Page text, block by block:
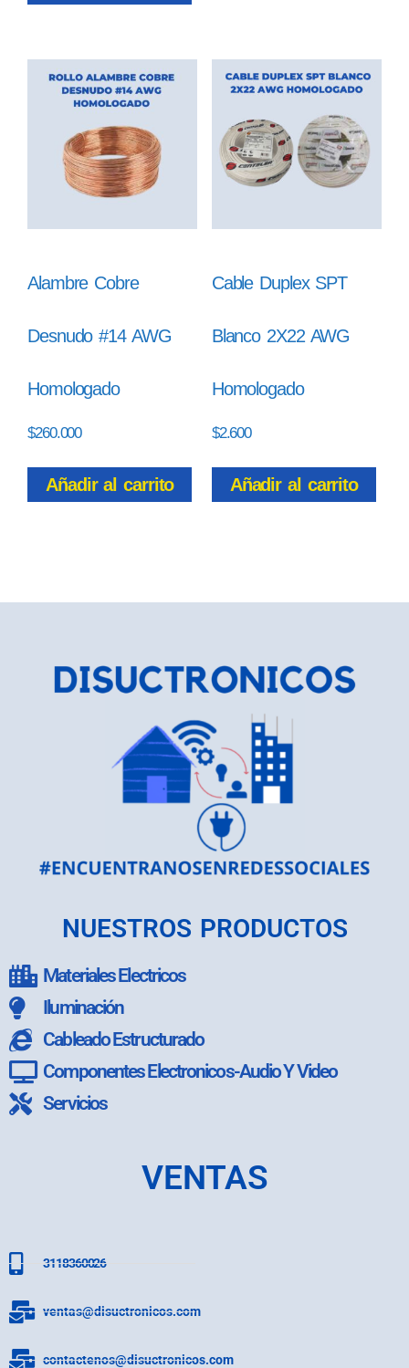
Alambre Cobre
Desnudo #14 AWG
Homologado
$260.000
Añadir al carrito
Cable Duplex SPT
Blanco 2X22 AWG
Homologado
$2.600
Añadir al carrito
NUESTROS PRODUCTOS
Materiales Electricos
Iluminación
Cableado Estructurado
Componentes Electronicos-Audio Y Video
Servicios
VENTAS
3118360026
ventas@disuctronicos.com
contactenos@disuctronicos.com